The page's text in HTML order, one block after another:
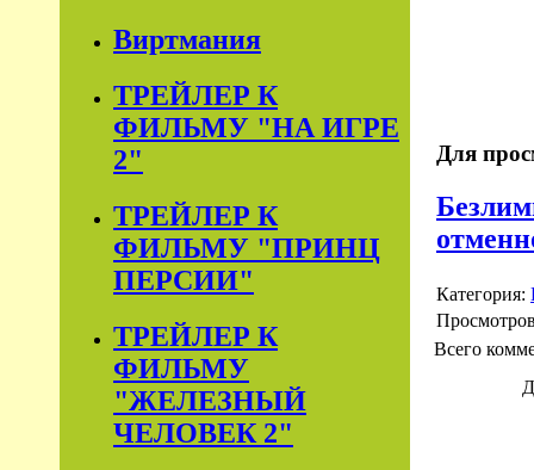
Виртмания
ТРЕЙЛЕР К
ФИЛЬМУ "НА ИГРЕ
2"
ТРЕЙЛЕР К
ФИЛЬМУ "ПРИНЦ
ПЕРСИИ"
ТРЕЙЛЕР К
ФИЛЬМУ
"ЖЕЛЕЗНЫЙ
ЧЕЛОВЕК 2"
Для
Категория:
Всего